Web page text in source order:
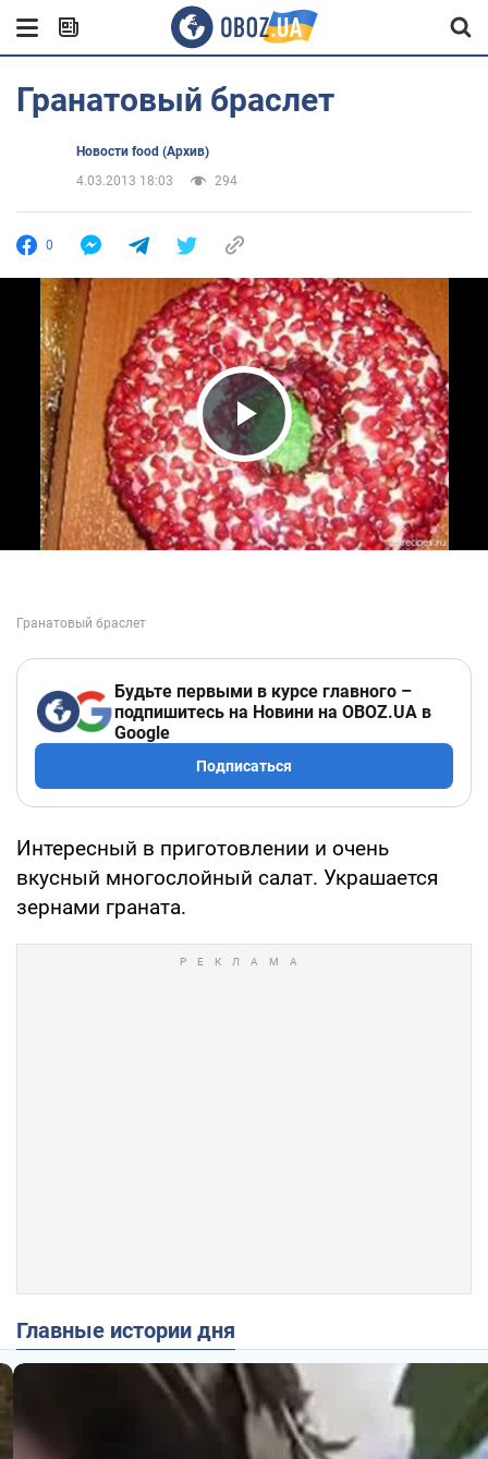
Гранатовый браслет
Новости food (Архив)
4.03.2013 18:03
294
0
Play Video
Будьте первыми в курсе главного –
подпишитесь на Новини на OBOZ.UA в
Google
Подписаться
Интересный в приготовлении и очень
вкусный многослойный салат. Украшается
зернами граната.
Главные истории дня